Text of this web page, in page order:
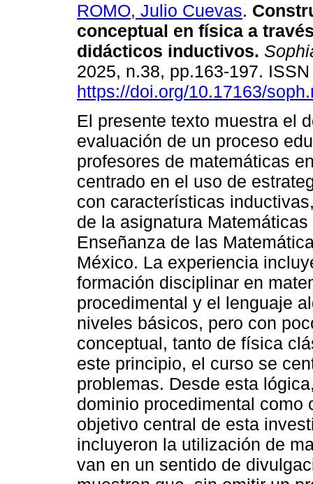
ROMO, Julio Cuevas.
conceptual en física a
didácticos inductivos.
2025, n.38, pp.163-197.
https://doi.org/10.17163/
El presente texto muestra el
evaluación de un proceso
profesores de matemáticas
centrado en el uso de
con características
de la asignatura
Enseñanza de las
México. La experiencia
formación disciplinar en
procedimental y el lenguaje
niveles básicos, pero con
conceptual, tanto de física
este principio, el curso se
problemas. Desde esta
dominio procedimental como
objetivo central de esta
incluyeron la utilización de
van en un sentido de